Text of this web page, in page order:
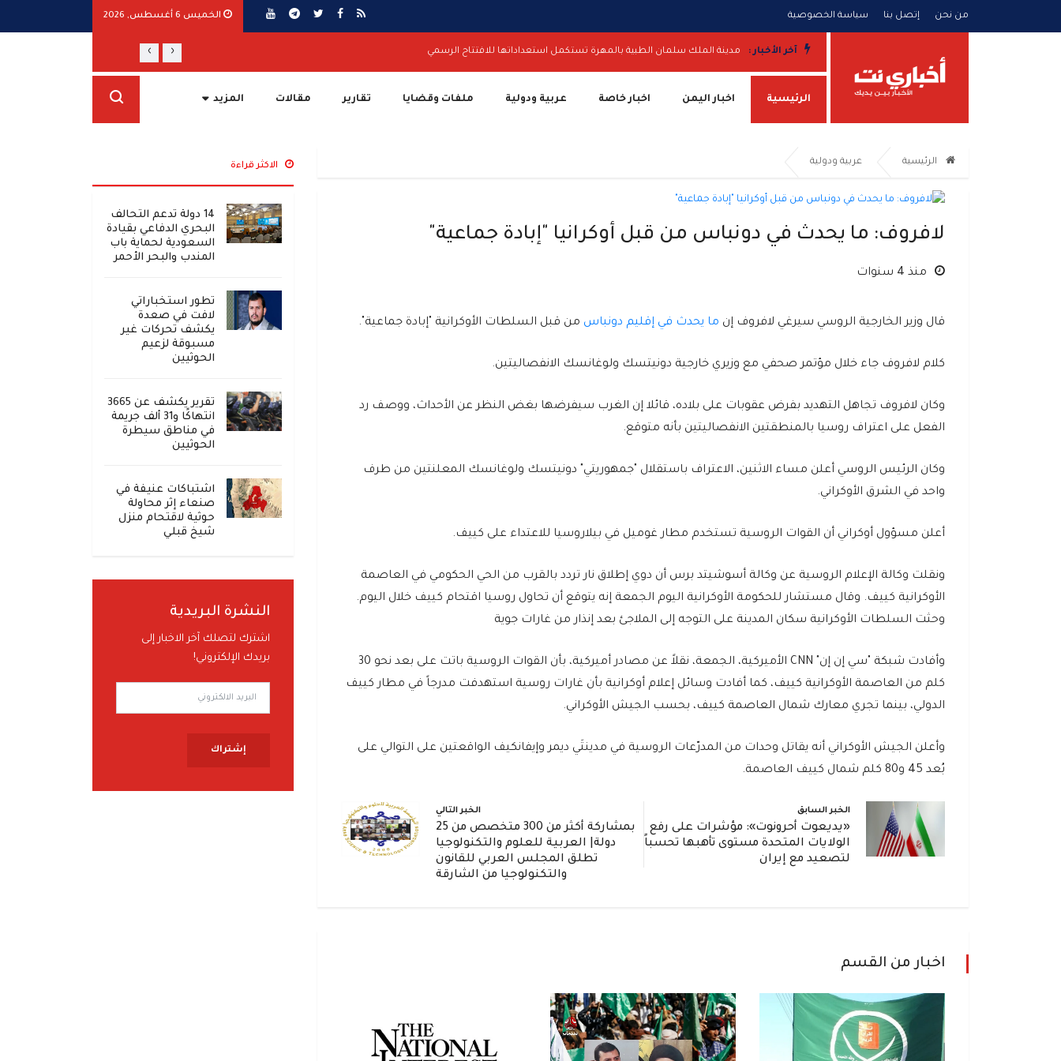
من نحن إتصل بنا سياسة الخصوصية الخميس 6 أغسطس, 2026
آخر الأخبار : مدينة الملك سلمان الطبية بالمهرة تستكمل استعداداتها للافتتاح الرسمي أمريكا: دعم اليمن ومواجهة "إرهاب"
‹
›
الرئيسية اخبار اليمن اخبار خاصة عربية ودولية ملفات وقضايا تقارير مقالات المزيد
الرئيسية عربية ودولية
لافروف: ما يحدث في دونباس من قبل أوكرانيا "إبادة جماعية"
منذ 4 سنوات
قال وزير الخارجية الروسي سيرغي لافروف إن ما يحدث في إقليم دونباس من قبل السلطات الأوكرانية "إبادة جماعية".
كلام لافروف جاء خلال مؤتمر صحفي مع وزيري خارجية دونيتسك ولوغانسك الانفصاليتين.
وكان لافروف تجاهل التهديد بفرض عقوبات على بلاده، قائلا إن الغرب سيفرضها بغض النظر عن الأحداث، ووصف رد
الفعل على اعتراف روسيا بالمنطقتين الانفصاليتين بأنه متوقع.
وكان الرئيس الروسي أعلن مساء الاثنين، الاعتراف باستقلال "جمهوريتي" دونيتسك ولوغانسك المعلنتين من طرف
واحد في الشرق الأوكراني.
أعلن مسؤول أوكراني أن القوات الروسية تستخدم مطار غوميل في بيلاروسيا للاعتداء على كييف.
ونقلت وكالة الإعلام الروسية عن وكالة أسوشيتد برس أن دوي إطلاق نار تردد بالقرب من الحي الحكومي في العاصمة
الأوكرانية كييف. وقال مستشار للحكومة الأوكرانية اليوم الجمعة إنه يتوقع أن تحاول روسيا اقتحام كييف خلال اليوم.
وحثت السلطات الأوكرانية سكان المدينة على التوجه إلى الملاجئ بعد إنذار من غارات جوية
وأفادت شبكة "سي إن إن" CNN الأميركية، الجمعة، نقلاً عن مصادر أميركية، بأن القوات الروسية باتت على بعد نحو 30
كلم من العاصمة الأوكرانية كييف، كما أفادت وسائل إعلام أوكرانية بأن غارات روسية استهدفت مدرجاً في مطار كييف
الدولي، بينما تجري معارك شمال العاصمة كييف، بحسب الجيش الأوكراني.
وأعلن الجيش الأوكراني أنه يقاتل وحدات من المدرّعات الروسية في مدينتَي ديمر وإيفانكيف الواقعتين على التوالي على
بُعد 45 و80 كلم شمال كييف العاصمة.
الخبر السابق
«يديعوت أحرونوت»: مؤشرات على رفع
الولايات المتحدة مستوى تأهبها تحسباً
لتصعيد مع إيران
الخبر التالي
بمشاركة أكثر من 300 متخصص من 25
دولة| العربية للعلوم والتكنولوجيا
تطلق المجلس العربي للقانون
والتكنولوجيا من الشارقة
اخبار من القسم
الاكثر قراءة
14 دولة تدعم التحالف
البحري الدفاعي بقيادة
السعودية لحماية باب
المندب والبحر الأحمر
تطور استخباراتي
لافت في صعدة
يكشف تحركات غير
مسبوقة لزعيم
الحوثيين
تقرير يكشف عن 3665
انتهاكًا و31 ألف جريمة
في مناطق سيطرة
الحوثيين
اشتباكات عنيفة في
صنعاء إثر محاولة
حوثية لاقتحام منزل
شيخ قبلي
النشرة البريدية
اشترك لتصلك آخر الاخبار إلى
بريدك الإلكتروني!
إشتراك